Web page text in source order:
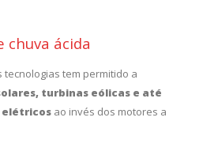
chuva ácida
tem permitido a
turbinas eólicas e até
elétricos ao invés dos motores a